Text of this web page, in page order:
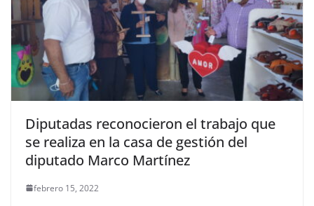
Diputadas reconocieron el trabajo que
se realiza en la casa de gestión del
diputado Marco Martínez
febrero 15, 2022